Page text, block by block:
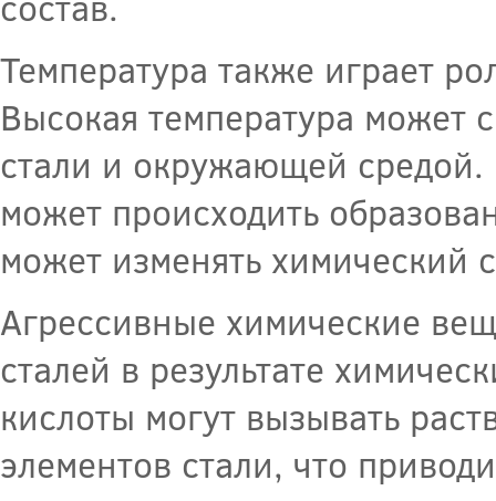
Температура также играет
Высокая температура может
стали и окружающей
может происходить
может изменять химический
Агрессивные химические
сталей в результате
кислоты могут вызывать
элементов стали, что